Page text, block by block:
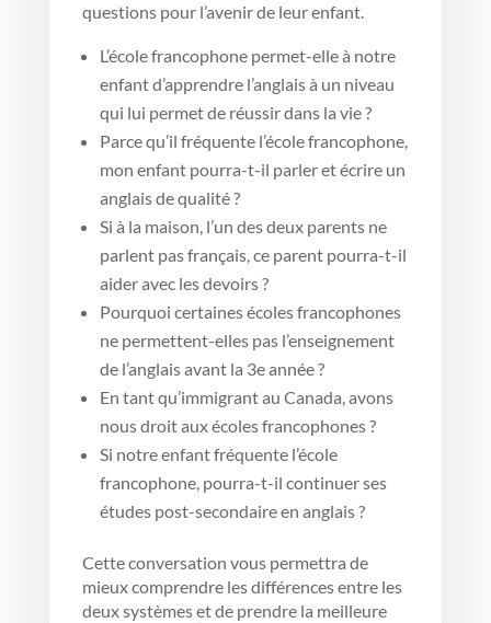
questions pour l’avenir de leur enfant.
L’école francophone permet-elle à notre
enfant d’apprendre l’anglais à un niveau
qui lui permet de réussir dans la vie ?
Parce qu’il fréquente l’école francophone,
mon enfant pourra-t-il parler et écrire un
anglais de qualité ?
Si à la maison, l’un des deux parents ne
parlent pas français, ce parent pourra-t-il
aider avec les devoirs ?
Pourquoi certaines écoles francophones
ne permettent-elles pas l’enseignement
de l’anglais avant la 3e année ?
En tant qu’immigrant au Canada, avons
nous droit aux écoles francophones ?
Si notre enfant fréquente l’école
francophone, pourra-t-il continuer ses
études post-secondaire en anglais ?
Cette conversation vous permettra de
mieux comprendre les différences entre les
deux systèmes et de prendre la meilleure